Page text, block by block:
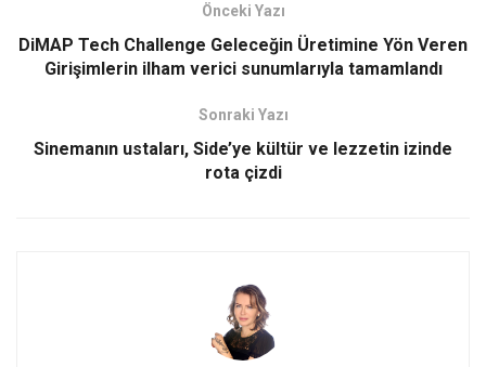
o
o
d
o
Önceki Yazı
DiMAP Tech Challenge Geleceğin Üretimine Yön Veren
Girişimlerin ilham verici sunumlarıyla tamamlandı
Sonraki Yazı
Sinemanın ustaları, Side’ye kültür ve lezzetin izinde
rota çizdi